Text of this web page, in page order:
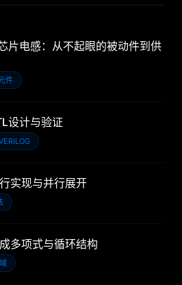
片电感：从不起眼的被动件到供
件
设计与验证
实现与并行展开
多项式与循环结构